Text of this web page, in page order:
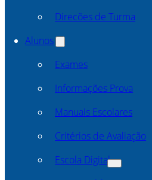
Direcões de Turma
Alunos
Exames
Informações Prova
Manuais Escolares
Critérios de Avaliação
Escola Digital